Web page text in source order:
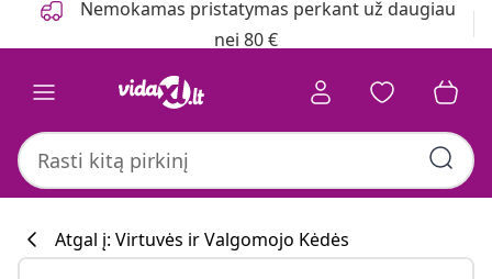
Nemokamas pristatymas perkant už daugiau
nei 80 €
Atgal į: Virtuvės ir Valgomojo Kėdės